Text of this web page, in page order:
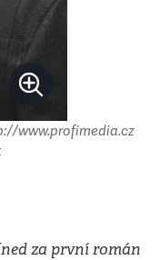
www.profimedia.cz
za první román